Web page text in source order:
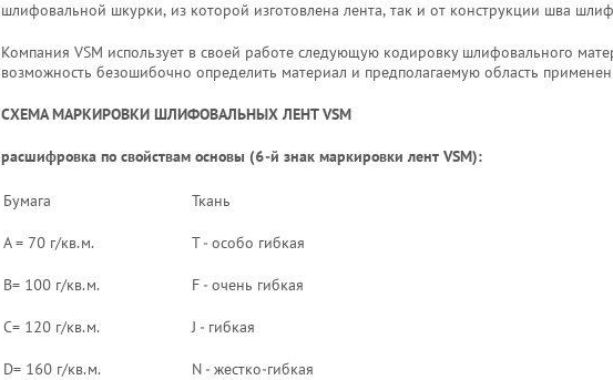
шлифовальной шкурки, из которой изготовлена лента, так и от конструкции шва
Компания VSM использует в своей работе следующую кодировку шлифовального
возможность безошибочно определить материал и предполагаемую область
СХЕМА МАРКИРОВКИ ШЛИФОВАЛЬНЫХ ЛЕНТ VSM
расшифровка по свойствам основы (6-й знак маркировки лент VSM):
Бумага
A = 70 г/кв.м.
B= 100 г/кв.м.
C= 120 г/кв.м.
D= 160 г/кв.м.
Ткань
T - особо гибкая
F - очень гибкая
J - гибкая
N - жестко-гибкая